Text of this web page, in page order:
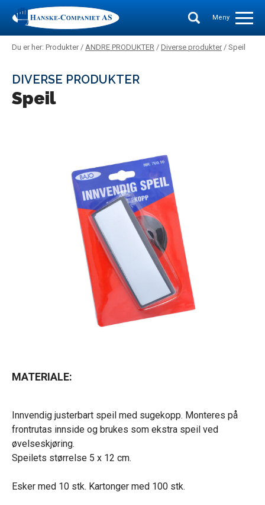
Meny
Du er her: Produkter / ANDRE PRODUKTER / Diverse produkter / Speil
DIVERSE PRODUKTER
Speil
MATERIALE:
Innvendig justerbart speil med sugekopp. Monteres på
frontrutas innside og brukes som ekstra speil ved
øvelseskjøring.
Speilets størrelse 5 x 12 cm.
Esker med 10 stk. Kartonger med 100 stk.